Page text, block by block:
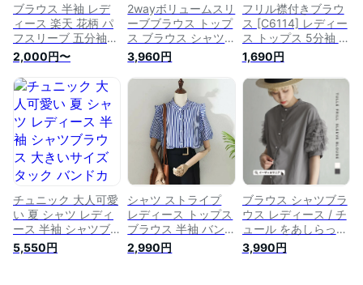
ブラウス 半袖 レデ
ィース 楽天 花柄 パ
フスリーブ 五分袖
スタンドカラー ゆっ
たり 大きいサイズ
かわいい おしゃれ
きれいめ 上品 オフ
ィスカジュアル 通勤
オフィス 大人 カジ
ュアル オシャレ 可
愛い 女性 女子 トッ
プス レディースファ
ッション
2,000円〜
2wayボリュームスリ
ーブブラウス トップ
ス ブラウス シャツ
長袖 2way 前後着用
パフスリーブ ボリュ
ーム袖 バルーン袖
バンドカラー スタン
ドカラー
3,960円
フリル襟付きブラウ
ス [C6114] レディー
ス トップス 5分袖 フ
リル 衿付き バンド
カラー シャツ パフ
スリーブ フェミニン
白 夏 大人 きれいめ
カジュアル 着回し
体型カバー 半袖 五
分袖 オフィス 通勤
デイリー M シンプル
無地
1,690円
チュニック 大人可愛
い 夏 シャツ レディ
ース 半袖 シャツブ
ラウス 大きいサイズ
タック バンドカラー
5,550円
シャツ ストライプ
レディース トップス
ブラウス 半袖 バン
ドカラー スタンドカ
ラー 薄手 フリル ゆ
2,990円
ブラウス シャツブラ
ウス レディース / チ
ュール をあしらった
パフスリーブ が目を
惹く。トップス シャ
3,990円